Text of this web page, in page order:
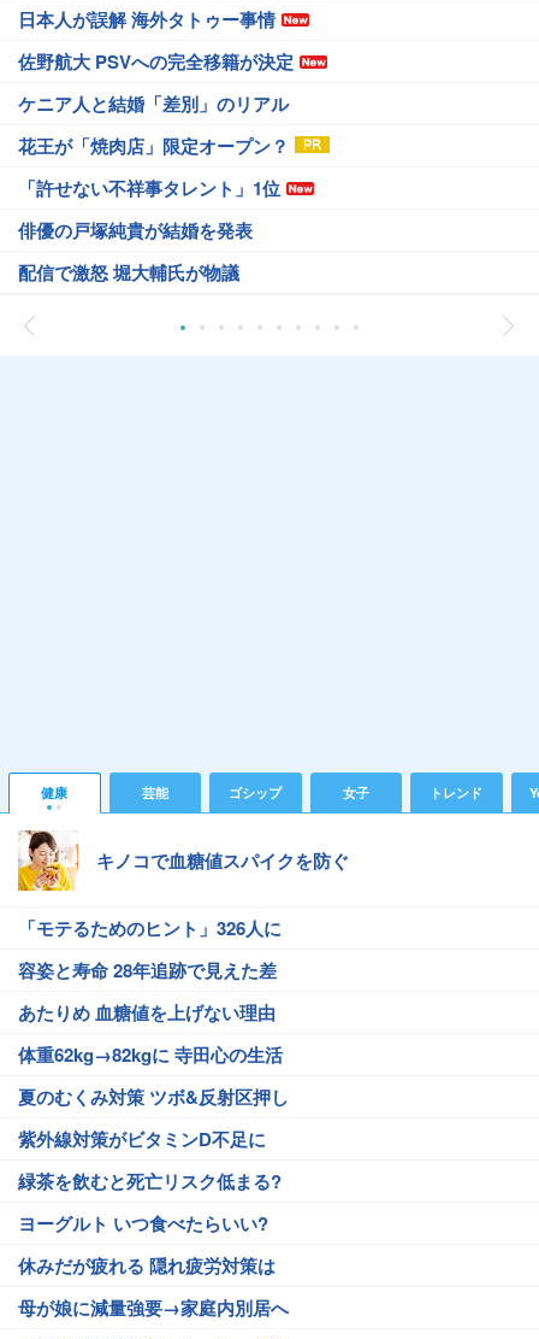
日本人が誤解 海外タトゥー事情
佐野航大 PSVへの完全移籍が決定
ケニア人と結婚「差別」のリアル
花王が「焼肉店」限定オープン？
「許せない不祥事タレント」1位
俳優の戸塚純貴が結婚を発表
配信で激怒 堀大輔氏が物議
健康 芸能 ゴシップ 女子 トレンド
キノコで血糖値スパイクを防ぐ
「モテるためのヒント」326人に
容姿と寿命 28年追跡で見えた差
あたりめ 血糖値を上げない理由
体重62kg→82kgに 寺田心の生活
夏のむくみ対策 ツボ&反射区押し
紫外線対策がビタミンD不足に
緑茶を飲むと死亡リスク低まる?
ヨーグルト いつ食べたらいい?
休みだが疲れる 隠れ疲労対策は
母が娘に減量強要→家庭内別居へ